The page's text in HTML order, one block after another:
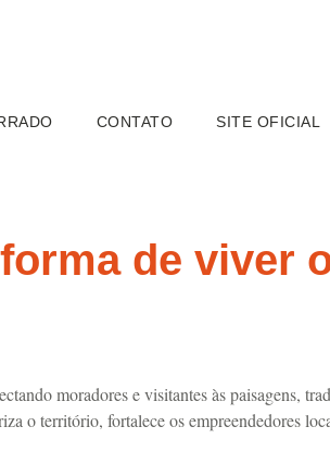
CONTATO SITE OFICIAL
de viver
moradores e visitantes às paisagens,
o território, fortalece os empreendedores